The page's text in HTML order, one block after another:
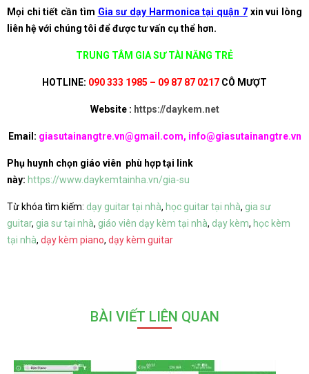
Mọi chi tiết cần tìm Gia sư dạy Harmonica tại quận 7xin vui lòng
liên hệ với chúng tôi để được tư vấn cụ thể hơn.
TRUNG TÂM GIA SƯ TÀI NĂNG TRẺ
HOTLINE: 090 333 1985 – 09 87 87 0217 CÔ MƯỢT
Website : https://daykem.net
Email: giasutainangtre.vn@gmail.com, info@giasutainangtre.vn
Phụ huynh chọn giáo viên phù hợp tại link
này: https://www.daykemtainha.vn/gia-su
Từ khóa tìm kiếm: dạy guitar tại nhà, học guitar tại nhà, gia sư
guitar, gia sư tại nhà, giáo viên dạy kèm tại nhà, dạy kèm, học kèm
tại nhà, dạy kèm piano, dạy kèm guitar
BÀI VIẾT LIÊN QUAN